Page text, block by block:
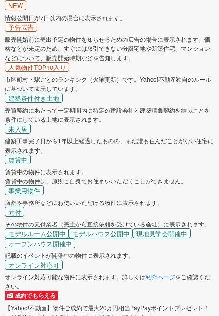
NEW
情報公開日が7日以内の場合に表示されます。
予告広告
販売開始前に売出予定の物件を知らせるための広告の場合に表示されます。価
格などが未定のため、すぐには取引できない分譲宅地や新築住宅、マンション
などについて、販売開始時期などを告知します。
人気物件TOP10入り
市区町村・駅ごとのランキング（火曜更新）です。Yahoo!不動産独自のルール
に基づいて表示しています。
建築条件付き土地
売買契約にあたって一定期間内に特定の建設会社と建築請負契約を結ぶことを
条件にしている土地に表示されます。
未入居
建築工事完了日から1年以上経過したものの、まだ誰も住んだことがない住宅に
表示されます。
賃貸中
賃貸中の物件に表示されます。
賃貸中の物件は、原則ご自身でお住まいいただくことができません。
事業用物件
店舗や事務所などにお使いいただける物件に表示されます。
元付
その物件の元付業者（売主から直接依頼を受けている会社）に表示されます。
モデルルーム公開中 モデルハウス公開中
現地見学会開催中
オープンハウス開催中
記載のイベントが開催中の物件に表示されます。
オンライン対応可
オンライン対応可能な物件に表示されます。詳しくは紹介ページをご確認くだ
さい。
成約でもらえる
【Yahoo!不動産】物件ご成約で最大20万円相当PayPayポイントプレゼント！